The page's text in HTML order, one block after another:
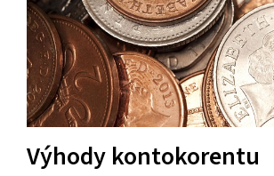
Výhody kontokorentu